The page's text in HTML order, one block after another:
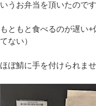
いうお弁当を頂いたのです
もともと食べるのが遅い
てない）
ほぼ鯖に手を付けられま